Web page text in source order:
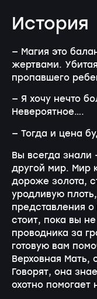
История
— Магия это
жертвами.
пропавшего
— Я хочу нечто
Невероятное….
— Тогда и цена
Вы всегда знали
другой мир. Мир
дороже золота,
уродливую
представления
стоит, пока вы
проводника за
готовую вам
Верховная Мать,
Говорят, она
охотно